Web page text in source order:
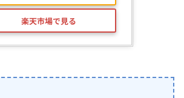
楽天市場で見る